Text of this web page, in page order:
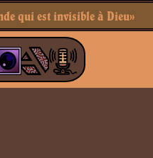
qui est invisible à Dieu»